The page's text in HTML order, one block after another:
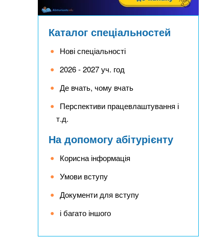
Каталог спеціальностей
Нові спеціальності
2026 - 2027 уч. год
Де вчать, чому вчать
Перспективи працевлаштування і
т.д.
На допомогу абітурієнту
Корисна інформація
Умови вступу
Документи для вступу
і багато іншого